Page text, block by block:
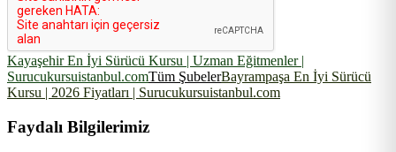
Kayaşehir En İyi Sürücü Kursu | Uzman Eğitmenler |
Surucukursuistanbul.comTüm ŞubelerBayrampaşa En İyi Sürücü
Kursu | 2026 Fiyatları | Surucukursuistanbul.com
Faydalı Bilgilerimiz